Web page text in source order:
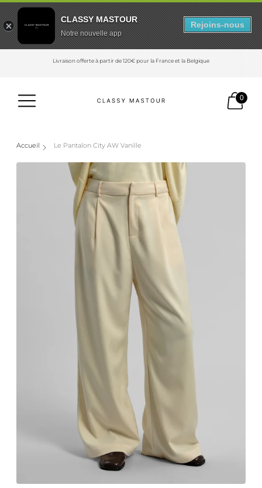
Livraison offerte à partir de 120€ pour la France et la Belgique
0
Accueil Le Pantalon City AW Vanille
CLASSY MASTOUR
Notre nouvelle app
Rejoins-nous